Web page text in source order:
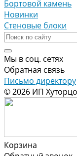
Бортовой камень
Новинки
Стеновые блоки
Мы в соц. сетях
Обратная связь
Письмо директору
© 2026 ИП
Корзина